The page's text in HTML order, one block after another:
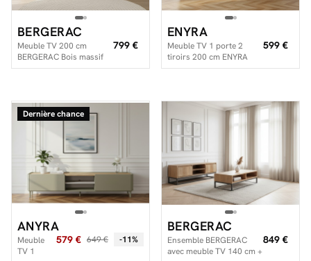
BERGERAC
Meuble TV 200 cm
BERGERAC Bois massif
de manguier
799 €
ENYRA
Meuble TV 1 porte 2
tiroirs 200 cm ENYRA
pieds en bois massif
599 €
Dernière chance
ANYRA
Meuble
TV 1
579 € 649 € -11%
BERGERAC
Ensemble BERGERAC
avec meuble TV 140 cm +
849 €